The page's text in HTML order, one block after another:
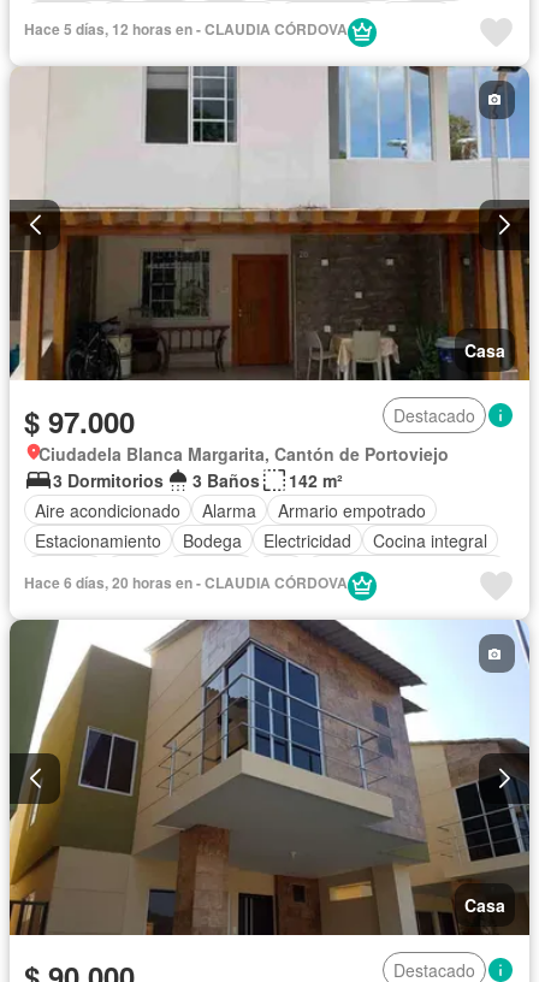
Seguridad
Cocina integral
Conserje
Acceso para personas con discapacidad
Hace 5 días, 12 horas en - CLAUDIA CÓRDOVA
Casa
$ 97.000
Destacado
Ciudadela Blanca Margarita, Cantón de Portoviejo
3 Dormitorios
3 Baños
142 m²
Aire acondicionado
Alarma
Armario empotrado
Estacionamiento
Bodega Electricidad
Cocina integral
Wifi Parcialmente amoblado
Hace 6 días, 20 horas en - CLAUDIA CÓRDOVA
Casa
Destacado